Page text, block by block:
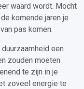
waard wordt. Mocht
komende jaren je
pas komen.
een
zouden moeten
te zijn in je
zoveel energie te